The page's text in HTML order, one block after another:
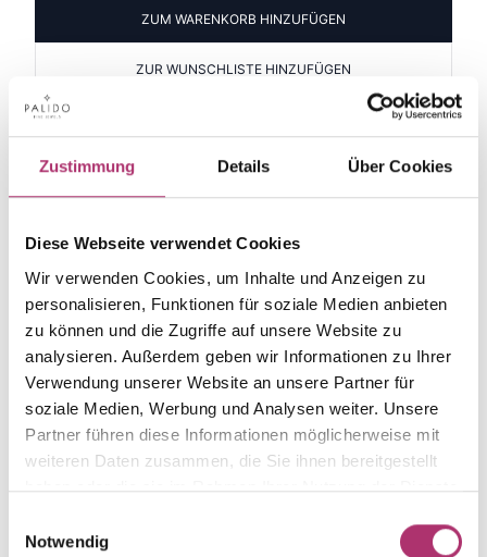
Zustimmung Details Über Cookies
Diese Webseite verwendet Cookies
Wir verwenden Cookies, um Inhalte und Anzeigen zu
personalisieren, Funktionen für soziale Medien anbieten
zu können und die Zugriffe auf unsere Website zu
analysieren. Außerdem geben wir Informationen zu Ihrer
Verwendung unserer Website an unsere Partner für
soziale Medien, Werbung und Analysen weiter. Unsere
Partner führen diese Informationen möglicherweise mit
weiteren Daten zusammen, die Sie ihnen bereitgestellt
haben oder die sie im Rahmen Ihrer Nutzung der Dienste
Notwendig
ZUM WARENKORB HINZUFÜGEN
ZUR WUNSCHLISTE HINZUFÜGEN
PRODUKTINFORMATIONEN PRODUKTBESCHREIBUNG
Artikelgruppe
Anhänger Engel
Material
Gold
Gewicht
Laufnummer
EAN
9010595789861
Alternativ
Feingehalt
585
Farbe
Weißgold
10 mm
Rückseite
-